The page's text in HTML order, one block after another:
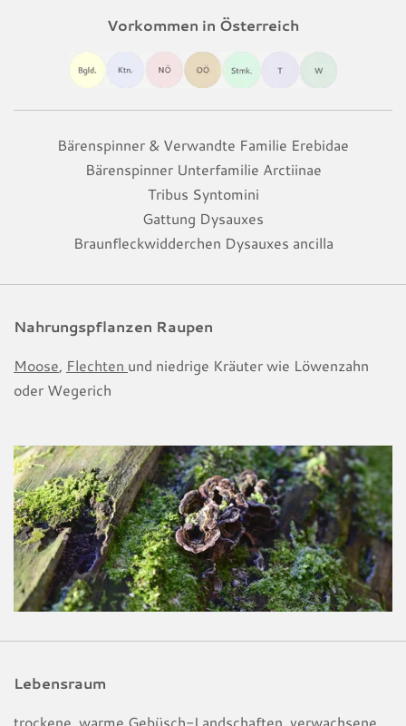
Vorkommen in Österreich
Bärenspinner & Verwandte Familie Erebidae
Bärenspinner Unterfamilie Arctiinae
Tribus Syntomini
Gattung Dysauxes
Braunfleckwidderchen Dysauxes ancilla
Nahrungspflanzen Raupen
Moose, Flechten und niedrige Kräuter wie Löwenzahn
oder Wegerich
Lebensraum